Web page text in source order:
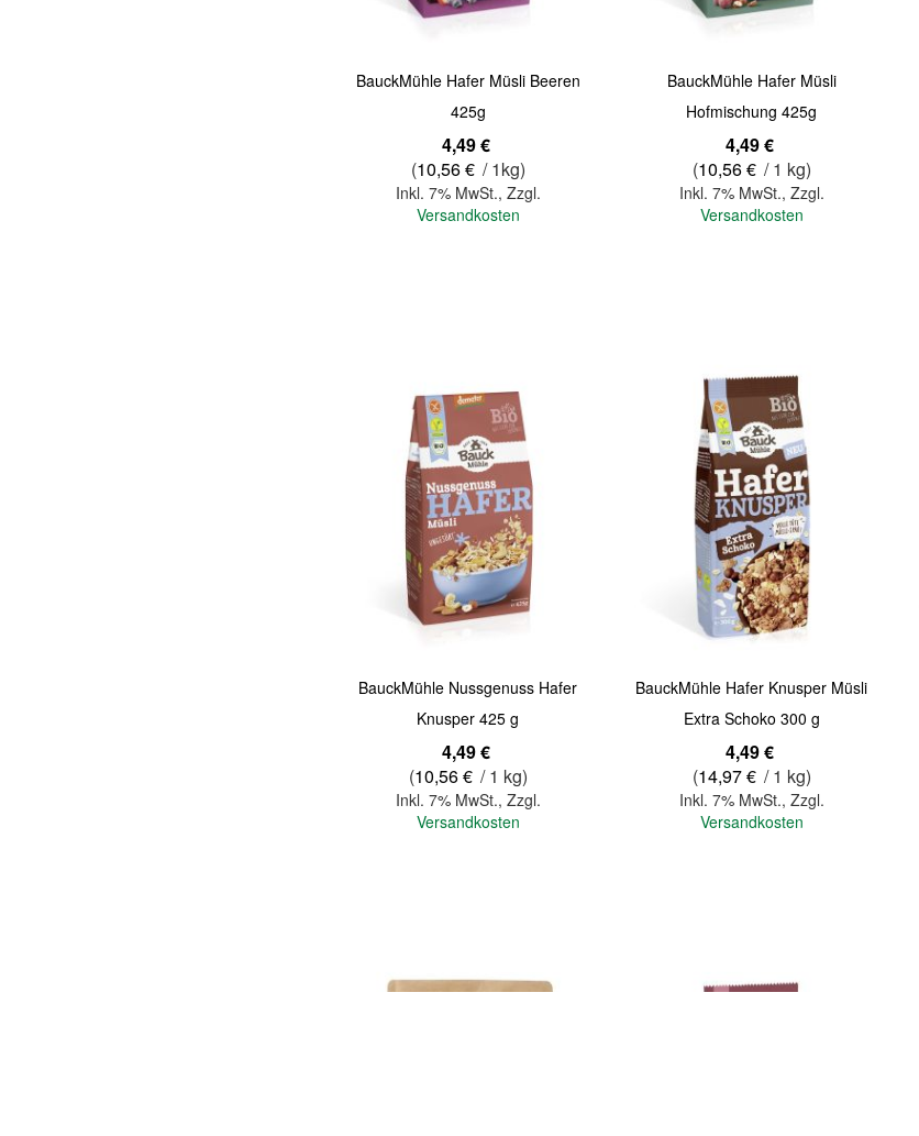
BauckMühle Hafer Müsli Beeren
425g
4,49 €
(10,56 € / 1kg)
Inkl. 7% MwSt., Zzgl.
Versandkosten
Quickview
BauckMühle Hafer Müsli
Hofmischung 425g
4,49 €
(10,56 € / 1 kg)
Inkl. 7% MwSt., Zzgl.
Versandkosten
Quickview
BauckMühle Nussgenuss Hafer
Knusper 425 g
4,49 €
(10,56 € / 1 kg)
Inkl. 7% MwSt., Zzgl.
Versandkosten
BauckMühle Hafer Knusper Müsli
Extra Schoko 300 g
4,49 €
(14,97 € / 1 kg)
Inkl. 7% MwSt., Zzgl.
Versandkosten